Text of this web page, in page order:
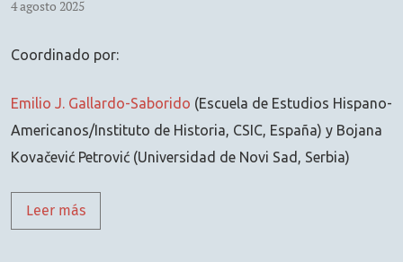
4 agosto 2025
Coordinado por:
Emilio J. Gallardo-Saborido (Escuela de Estudios Hispano-
Americanos/Instituto de Historia, CSIC, España) y Bojana
Kovačević Petrović (Universidad de Novi Sad, Serbia)
Leer másLeer más acerca de Dosier "La diplomacia